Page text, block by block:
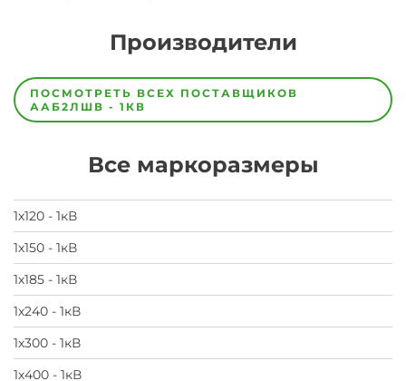
Производители
Завод Завод-
изготовитель
предпочел
на
завод
ПОСМОТРЕТЬ ВСЕХ ПОСТАВЩИКОВ
ААБ2ЛШВ - 1КВ
Все маркоразмеры
1х120 - 1кВ
1х150 - 1кВ
1х185 - 1кВ
1х240 - 1кВ
1х300 - 1кВ
1х400 - 1кВ